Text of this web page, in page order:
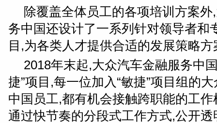
除覆盖全体员工的各项培训方案
务中国还设计了一系列针对领导者和
目,为各类人才提供合适的发展策略方
2018年末起,大众汽车金融服务中
捷”项目,每一位加入“敏捷”项目组的
中国员工,都有机会接触跨职能的工
通过快节奏的分段式工作方式,公开